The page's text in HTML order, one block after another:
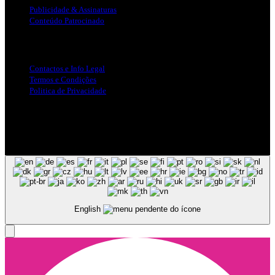
Publicidade & Assinaturas
Conteúdo Patrocinado
Contactos e Info Legal
Termos e Condições
Politica de Privacidade
English